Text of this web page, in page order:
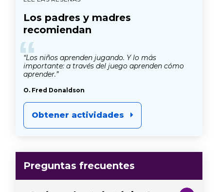
Los padres y madres
recomiendan
“
“Los niños aprenden jugando. Y lo más
importante: a través del juego aprenden cómo
aprender.”
O. Fred Donaldson
Obtener actividades
Preguntas frecuentes